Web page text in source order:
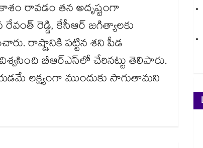
రావడం తన అదృష్టంగా
రెడ్డి, కేసీఆర్ జగిత్యాలకు
రాష్ట్రానికి పట్టిన శని పీడ
బీఆర్ఎస్‌‌లో చేరినట్టు తెలిపారు.
లక్ష్యంగా ముందుకు సాగుతామని